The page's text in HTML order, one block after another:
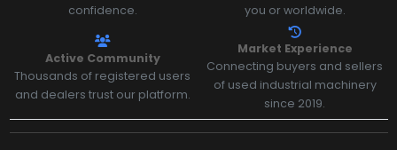
confidence.
you or worldwide.
Active Community
Thousands of registered users
and dealers trust our platform.
Market Experience
Connecting buyers and sellers
of used industrial machinery
since 2019.